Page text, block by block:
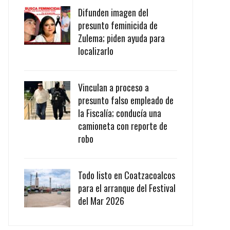
Difunden imagen del
presunto feminicida de
Zulema; piden ayuda para
localizarlo
Vinculan a proceso a
presunto falso empleado de
la Fiscalía; conducía una
camioneta con reporte de
robo
Todo listo en Coatzacoalcos
para el arranque del Festival
del Mar 2026